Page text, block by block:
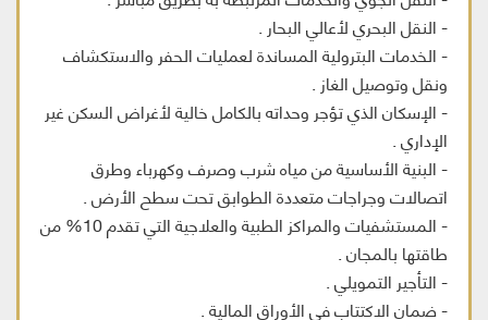
- النقل البحري لأعالي البحار .
- الخدمات البترولية المساندة لعمليات الحفر والاستكشاف
ونقل وتوصيل الغاز .
- الإسكان الذي تؤجر وحداته بالكامل خالية لأغراض السكن غير
الإداري .
- البنية الأساسية من مياه شرب وصرف وكهرباء وطرق
اتصالات وجراجات متعددة الطوابق تحت سطح الأرض .
- المستشفيات والمراكز الطبية والعلاجية التي تقدم 10% من
طاقتها بالمجان .
- التأجير التمويلي .
- ضمان الاكتتاب في الأوراق المالية .